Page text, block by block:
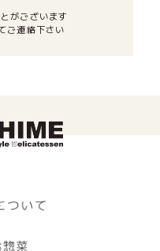
がございます
ご連絡下さい